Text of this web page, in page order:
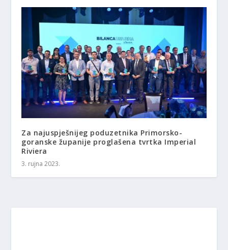
Za najuspješnijeg poduzetnika Primorsko-
goranske županije proglašena tvrtka Imperial
Riviera
3. rujna 2023.